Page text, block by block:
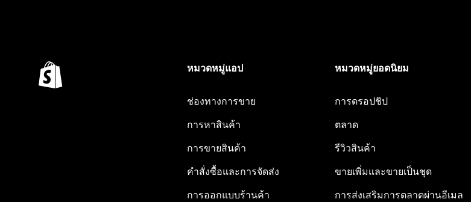
หมวดหมู่แอป
ช่องทางการขาย
การหาสินค้า
การขายสินค้า
คำสั่งซื้อและการจัดส่ง
การออกแบบร้านค้า
หมวดหมู่ยอดนิยม
การดรอปชิป
ตลาด
รีวิวสินค้า
ขายเพิ่มและขายเป็นชุด
การส่งเสริมการตลาดผ่านอีเมล